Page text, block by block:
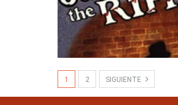
1 2 SIGUIENTE